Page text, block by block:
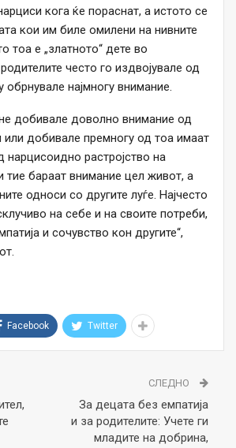
кога ќе пораснат, а истото се
кои им биле омилени на нивните
тоа е „златното“ дете во
често го издвојувале од
обрнувале најмногу внимание.
добивале доволно внимание од
или добивале премногу од тоа имаат
нарцисоидно растројство на
тие бараат внимание цел живот, а
односи со другите луѓе. Најчесто
на себе и на своите потреби,
и сочувство кон другите“,
Facebook Twitter
СЛЕДНО
За децата без емпатија
и за родителите: Учете ги
младите на добрина,